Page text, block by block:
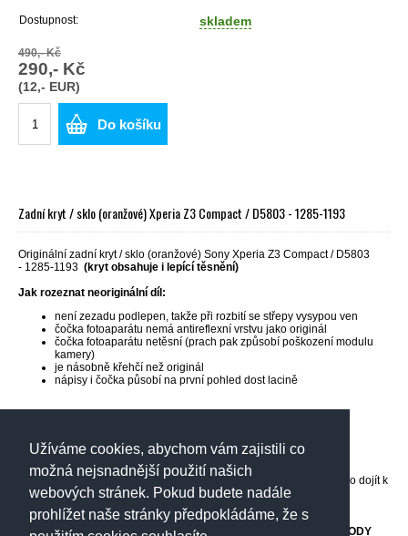
Užíváme cookies, abychom vám zajistili co
možná nejsnadnější použití našich
webových stránek. Pokud budete nadále
prohlížet naše stránky předpokládáme, že s
Dostupnost: skladem
490,- Kč
290,- Kč
(12,- EUR)
Do košíku
Zadní kryt / sklo (oranžové) Xperia Z3 Compact / D5803 - 1285-1193
Originální zadní kryt / sklo (oranžové) Sony Xperia Z3 Compact / D5803
- 1285-1193 (kryt obsahuje i lepící těsnění)
Jak rozeznat neoriginální díl:
není zezadu podlepen, takže při rozbití se střepy vysypou ven
čočka fotoaparátu nemá antireflexní vrstvu jako originál
čočka fotoaparátu netěsní (prach pak způsobí poškození modulu
kamery)
je násobně křehčí než originál
nápisy i čočka působí na první pohled dost lacině
POZOR- Při výměně dílu je vyžadována určitá zručnost a znalost
konstrukce opravovaného telefonu. Při neodborné montáži by mohlo dojít k
nezvratnému poškození částí telefonu!
OBCHOD NENESE ŽÁDNOU ODPOVĚDNOST ZA PŘÍPADNÉ ŠKODY